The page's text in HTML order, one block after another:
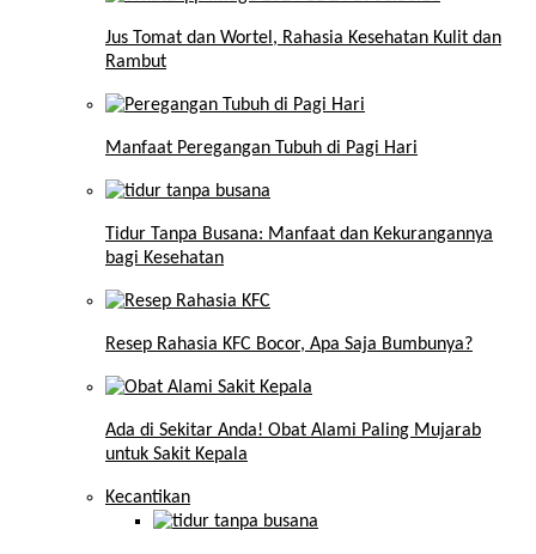
Jus Tomat dan Wortel, Rahasia Kesehatan Kulit dan
Rambut
Manfaat Peregangan Tubuh di Pagi Hari
Tidur Tanpa Busana: Manfaat dan Kekurangannya
bagi Kesehatan
Resep Rahasia KFC Bocor, Apa Saja Bumbunya?
Ada di Sekitar Anda! Obat Alami Paling Mujarab
untuk Sakit Kepala
Kecantikan